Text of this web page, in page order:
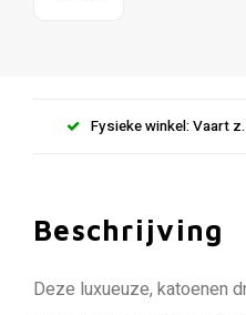
Fysieke winkel: Vaart
Beschrijving
Deze luxueuze, katoenen